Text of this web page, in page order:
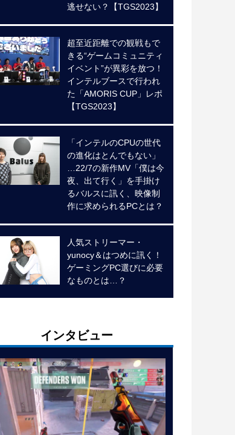
逃せない？【TGS2023】
超至近距離での観戦もで
きる“ゲームコミュニティ
イベント”が異彩を放つ！
インテルブースで行われ
た「AMORIS CUP」レポ
【TGS2023】
「インテルのCPUの世代
の進化はとんでもない」
…22/7の新作MV「僕は今
夜、出て行く」を手掛け
るバルスに訊く、映像制
作に求められるPCとは？
人気ストリーマー・
yunocy＆はつめに訊く！
ゲーミングPC選びに必要
なものとは…？
インタビュー